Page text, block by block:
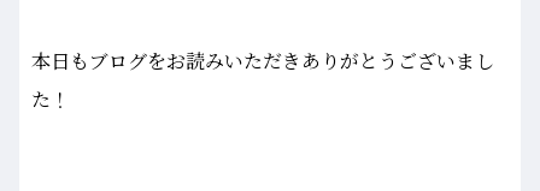
本日もブログをお読みいただきありがとうございまし
た！